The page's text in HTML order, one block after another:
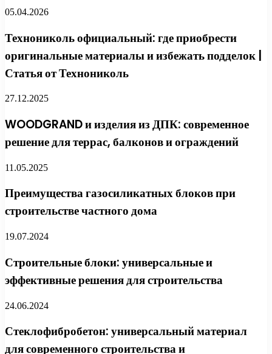
05.04.2026
Технониколь официальный: где приобрести
оригинальные материалы и избежать подделок |
Статья от Технониколь
27.12.2025
WOODGRAND и изделия из ДПК: современное
решение для террас, балконов и ограждений
11.05.2025
Преимущества газосиликатных блоков при
строительстве частного дома
19.07.2024
Строительные блоки: универсальные и
эффективные решения для строительства
24.06.2024
Стеклофибробетон: универсальный материал
для современного строительства и